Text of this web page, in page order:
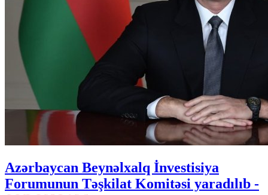
Azərbaycan Beynəlxalq İnvestisiya
Forumunun Təşkilat Komitəsi yaradılıb -